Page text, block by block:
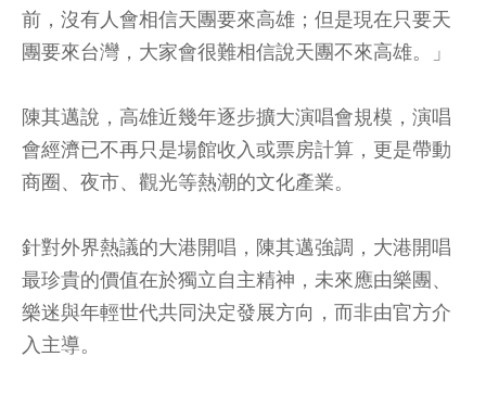
前，沒有人會相信天團要來高雄；但是現在只要天
團要來台灣，大家會很難相信說天團不來高雄。」
陳其邁說，高雄近幾年逐步擴大演唱會規模，演唱
會經濟已不再只是場館收入或票房計算，更是帶動
商圈、夜市、觀光等熱潮的文化產業。
針對外界熱議的大港開唱，陳其邁強調，大港開唱
最珍貴的價值在於獨立自主精神，未來應由樂團、
樂迷與年輕世代共同決定發展方向，而非由官方介
入主導。